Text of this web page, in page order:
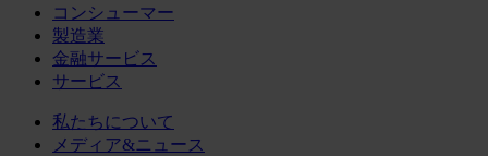
コンシューマー
製造業
金融サービス
サービス
私たちについて
メディア&ニュース